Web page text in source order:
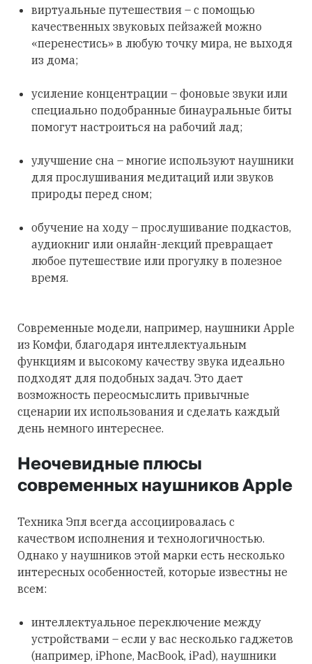
виртуальные путешествия – с помощью
качественных звуковых пейзажей можно
«перенестись» в любую точку мира, не выходя
из дома;
усиление концентрации – фоновые звуки или
специально подобранные бинауральные биты
помогут настроиться на рабочий лад;
улучшение сна – многие используют наушники
для прослушивания медитаций или звуков
природы перед сном;
обучение на ходу – прослушивание подкастов,
аудиокниг или онлайн-лекций превращает
любое путешествие или прогулку в полезное
время.
Современные модели, например, наушники Apple
из Комфи, благодаря интеллектуальным
функциям и высокому качеству звука идеально
подходят для подобных задач. Это дает
возможность переосмыслить привычные
сценарии их использования и сделать каждый
день немного интереснее.
Неочевидные плюсы
современных наушников Apple
Техника Эпл всегда ассоциировалась с
качеством исполнения и технологичностью.
Однако у наушников этой марки есть несколько
интересных особенностей, которые известны не
всем:
интеллектуальное переключение между
устройствами – если у вас несколько гаджетов
(например, iPhone, MacBook, iPad), наушники